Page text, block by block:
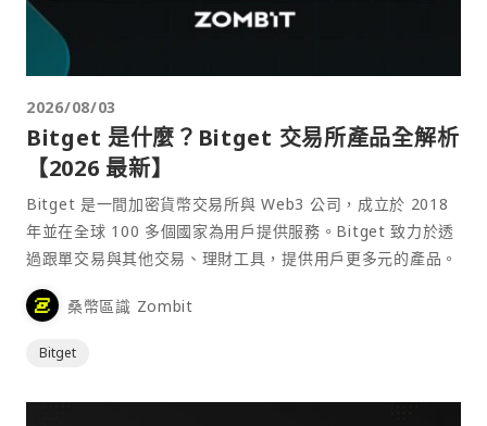
2026/08/03
Bitget 是什麼？Bitget 交易所產品全解析
【2026 最新】
Bitget 是一間加密貨幣交易所與 Web3 公司，成立於 2018
年並在全球 100 多個國家為用戶提供服務。Bitget 致力於透
過跟單交易與其他交易、理財工具，提供用戶更多元的產品。
桑幣區識 Zombit
Bitget